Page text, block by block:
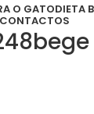
O GATODIETA
CONTACTOS